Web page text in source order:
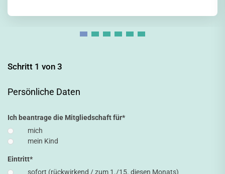
Schritt 1 von 3
Persönliche Daten
Ich beantrage die Mitgliedschaft für*
mich
mein Kind
Eintritt*
sofort (rückwirkend / zum 1./15. diesen Monats)